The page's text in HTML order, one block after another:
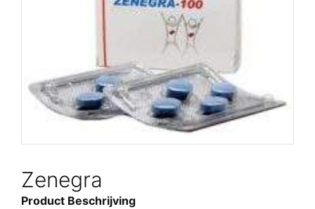
Zenegra
Product Beschrijving